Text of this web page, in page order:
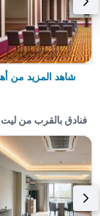
شاهد المزيد من
فنادق بالقرب من